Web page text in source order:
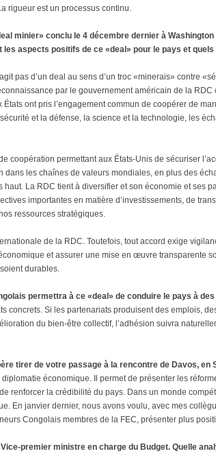
rigueur est un processus continu.
minier» conclu le 4 décembre dernier à
les aspects positifs de ce «deal» pour le pays et
pas d’un deal au sens d’un troc «minerais» contre
par le gouvernement américain de la RDC
ont pris l’engagement commun de coopérer de
et la défense, la science et la technologie, les
coopération permettant aux États-Unis de sécuriser
dans les chaînes de valeurs mondiales, en plus des
haut. La RDC tient à diversifier et son économie et ses
importantes en matière d’investissements, de
ressources stratégiques.
de la RDC. Toutefois, tout accord exige
et assurer une mise en œuvre transparente
durables.
permettra à ce «deal» de conduire le pays à
concrets. Si les partenariats produisent des emplois,
du bien-être collectif, l’adhésion suivra
tirer de votre passage à la rencontre de Davos, en
économique. Il permet de présenter les
renforcer la crédibilité du pays. Dans un monde
En janvier dernier, nous avons voulu, avec mes
Congolais membres de la FEC, présenter plus
premier ministre en charge du Budget. Quelle